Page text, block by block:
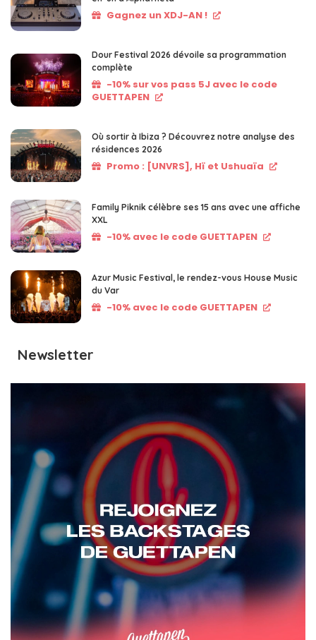
Gagnez un XDJ-AN !
Dour Festival 2026 dévoile sa programmation
complète
-10% sur vos pass 5J avec le code
GUETTAPEN
Où sortir à Ibiza ? Découvrez notre analyse des
résidences 2026
Promo : [UNVRS], Hï et Ushuaïa
Family Piknik célèbre ses 15 ans avec une affiche
XXL
-10% avec le code GUETTAPEN
Azur Music Festival, le rendez-vous House Music
du Var
-10% avec le code GUETTAPEN
Newsletter